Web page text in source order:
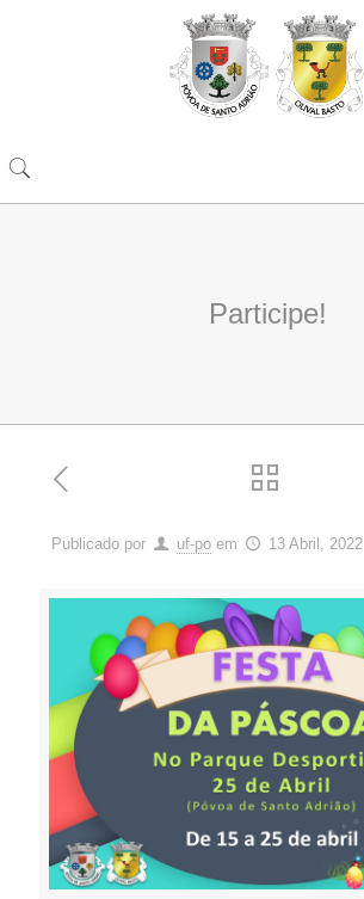
Participe!
Publicado por uf-po em 13 Abril, 2022